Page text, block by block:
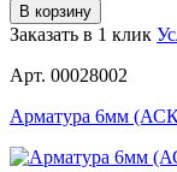
В корзину
Заказать в 1 клик
Арт. 00028002
Арматура 6мм